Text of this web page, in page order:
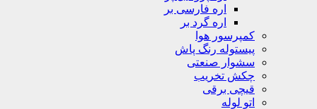
اره فارسی بر
اره گرد بر
کمپرسور هوا
پیستوله رنگ پاش
سشوار صنعتی
چکش تخریب
قیچی برقی
اتو لوله